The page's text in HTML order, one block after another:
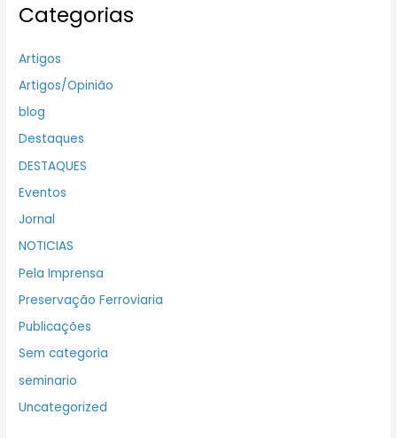
Categorias
Artigos
Artigos/Opinião
blog
Destaques
DESTAQUES
Eventos
Jornal
NOTICIAS
Pela Imprensa
Preservação Ferroviaria
Publicações
Sem categoria
seminario
Uncategorized